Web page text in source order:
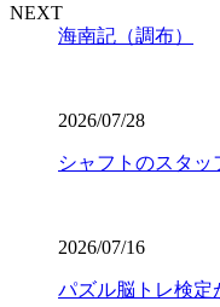
NEXT
海南記（調布）
2026/07/28
シャフトのスタ
2026/07/16
パズル脳トレ検定